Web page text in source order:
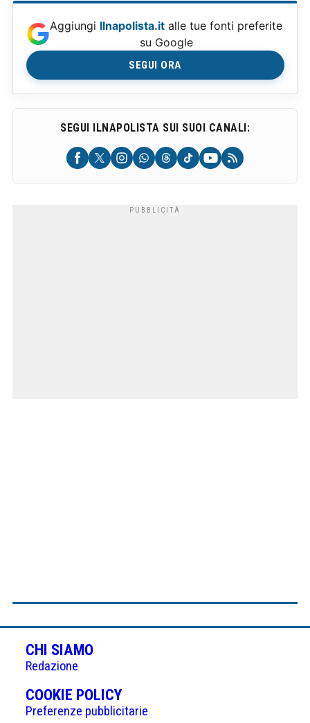
Aggiungi Ilnapolista.it alle tue fonti preferite
su Google
SEGUI ORA
SEGUI ILNAPOLISTA SUI SUOI CANALI:
CHI SIAMO
Redazione
COOKIE POLICY(APRE
IN
Preferenze pubblicitarie